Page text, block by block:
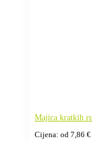
Majica kratkih
Cijena: od 7,86 €